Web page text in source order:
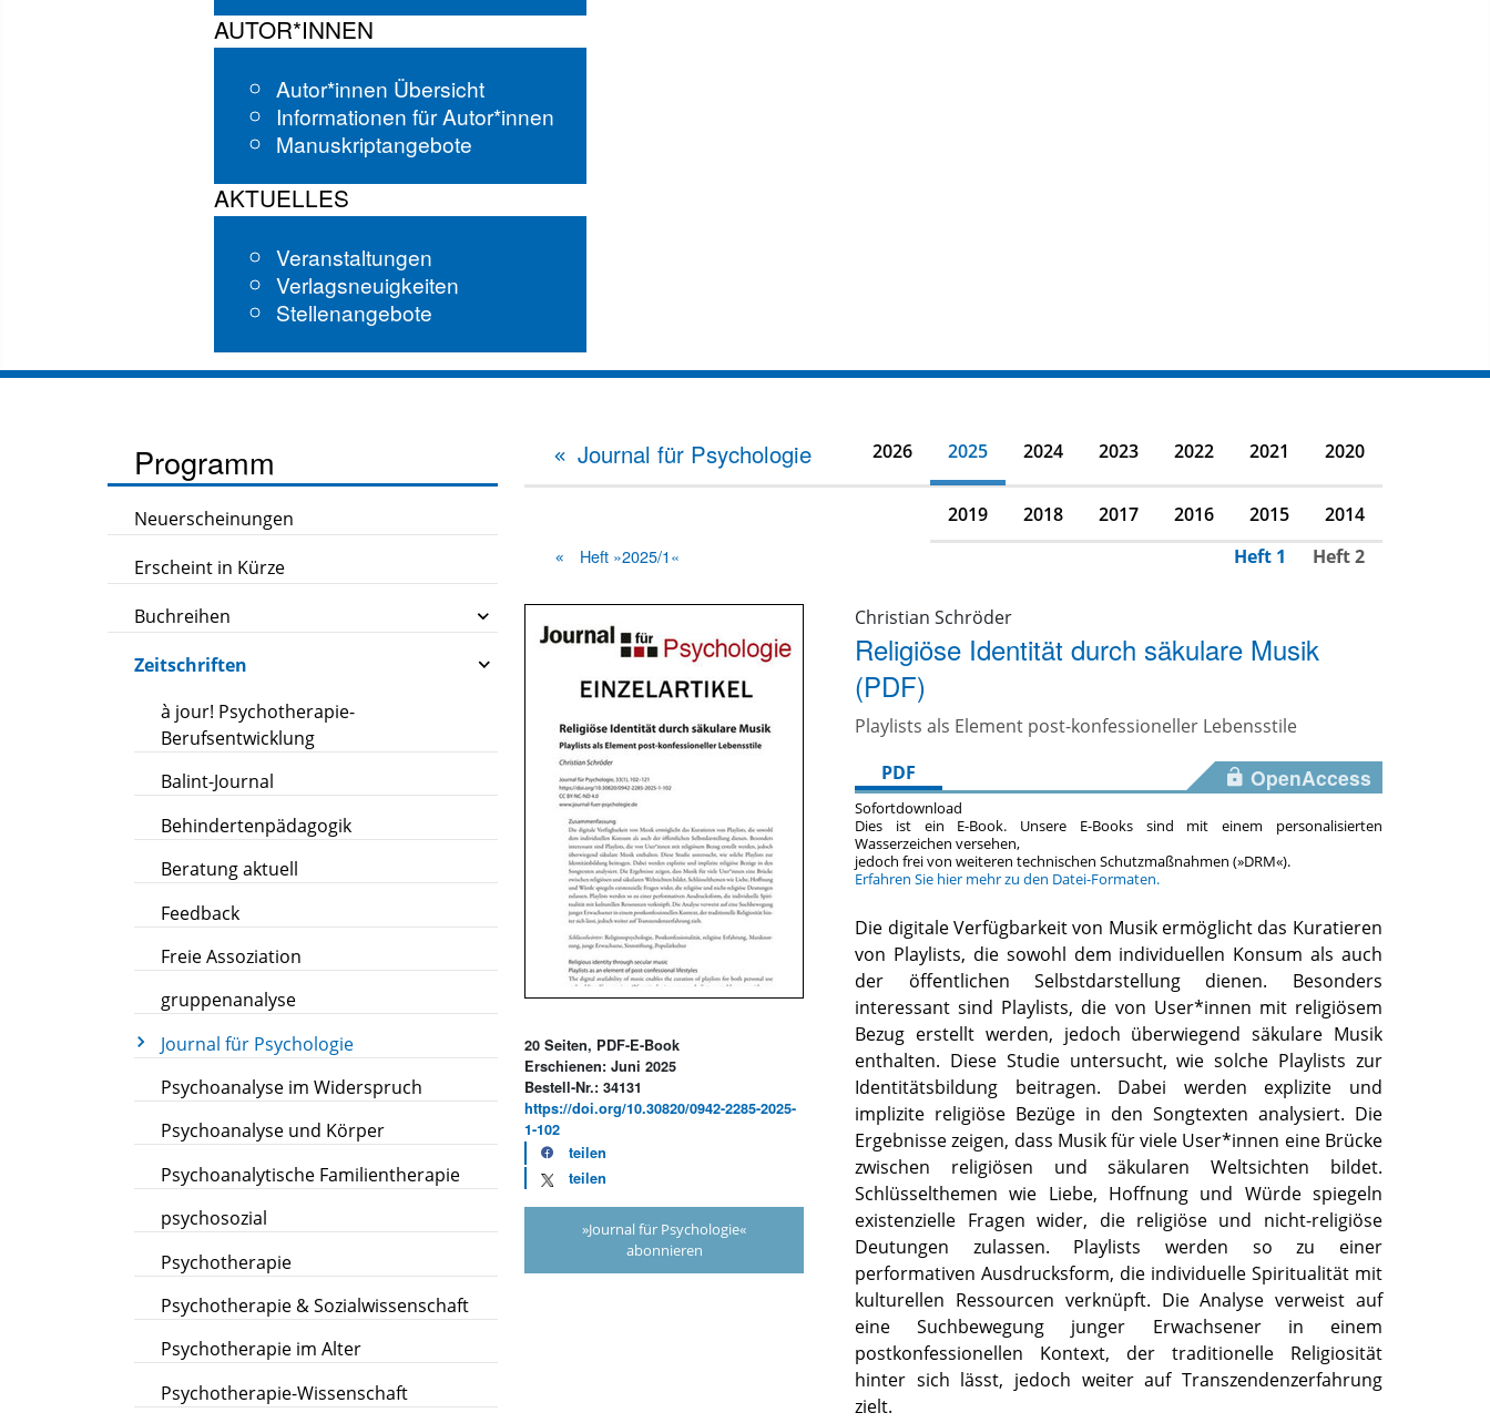
AUTOR*INNEN
Autor*innen Übersicht
Informationen für Autor*innen
Manuskriptangebote
AKTUELLES
Veranstaltungen
Verlagsneuigkeiten
Stellenangebote
Programm
Neuerscheinungen
Erscheint in Kürze
Buchreihen
Zeitschriften
à jour! Psychotherapie-
Berufsentwicklung
Balint-Journal
Behindertenpädagogik
Beratung aktuell
Feedback
Freie Assoziation
gruppenanalyse
Journal für Psychologie
Psychoanalyse im Widerspruch
Psychoanalyse und Körper
Psychoanalytische Familientherapie
psychosozial
Psychotherapie
Psychotherapie & Sozialwissenschaft
Psychotherapie im Alter
Psychotherapie-Wissenschaft
Journal für Psychologie 2026 2025 2024 2023 2022 2021 2020
2019 2018 2017 2016 2015 2014
Heft »2025/1« Heft 1 Heft 2
20 Seiten, PDF-E-Book
Erschienen: Juni 2025
Bestell-Nr.: 34131
https://doi.org/10.30820/0942-2285-2025-
1-102
teilen
teilen
»Journal für Psychologie«
abonnieren
Christian Schröder
Religiöse Identität durch säkulare Musik
(PDF)
Playlists als Element post-konfessioneller Lebensstile
PDF
OpenAccess
Sofortdownload
Dies ist ein E-Book. Unsere E-Books sind mit einem personalisierten
Wasserzeichen versehen,
jedoch frei von weiteren technischen Schutzmaßnahmen (»DRM«).
Erfahren Sie hier mehr zu den Datei-Formaten.
Die digitale Verfügbarkeit von Musik ermöglicht das Kuratieren
von Playlists, die sowohl dem individuellen Konsum als auch
der öffentlichen Selbstdarstellung dienen. Besonders
interessant sind Playlists, die von User*innen mit religiösem
Bezug erstellt werden, jedoch überwiegend säkulare Musik
enthalten. Diese Studie untersucht, wie solche Playlists zur
Identitätsbildung beitragen. Dabei werden explizite und
implizite religiöse Bezüge in den Songtexten analysiert. Die
Ergebnisse zeigen, dass Musik für viele User*innen eine Brücke
zwischen religiösen und säkularen Weltsichten bildet.
Schlüsselthemen wie Liebe, Hoffnung und Würde spiegeln
existenzielle Fragen wider, die religiöse und nicht-religiöse
Deutungen zulassen. Playlists werden so zu einer
performativen Ausdrucksform, die individuelle Spiritualität mit
kulturellen Ressourcen verknüpft. Die Analyse verweist auf
eine Suchbewegung junger Erwachsener in einem
postkonfessionellen Kontext, der traditionelle Religiosität
hinter sich lässt, jedoch weiter auf Transzendenzerfahrung
zielt.